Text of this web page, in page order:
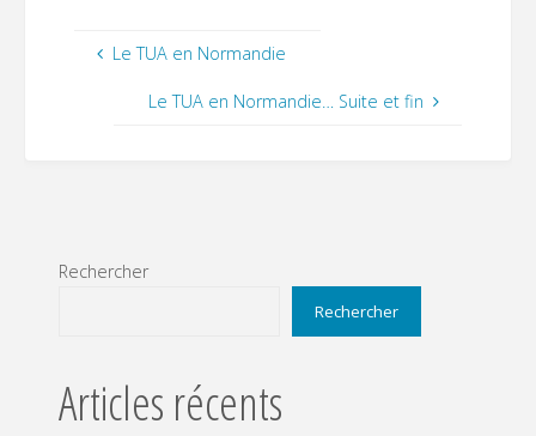
Le TUA en Normandie
Le TUA en Normandie… Suite et fin
Rechercher
Rechercher
Articles récents